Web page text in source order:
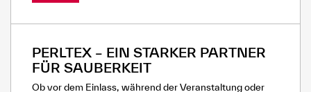
PERLTEX – EIN STARKER PARTNER
FÜR SAUBERKEIT
Ob vor dem Einlass, während der Veranstaltung oder